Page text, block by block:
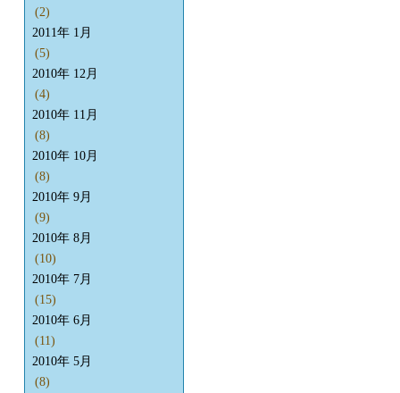
(2)
2011年 1月
(5)
2010年 12月
(4)
2010年 11月
(8)
2010年 10月
(8)
2010年 9月
(9)
2010年 8月
(10)
2010年 7月
(15)
2010年 6月
(11)
2010年 5月
(8)